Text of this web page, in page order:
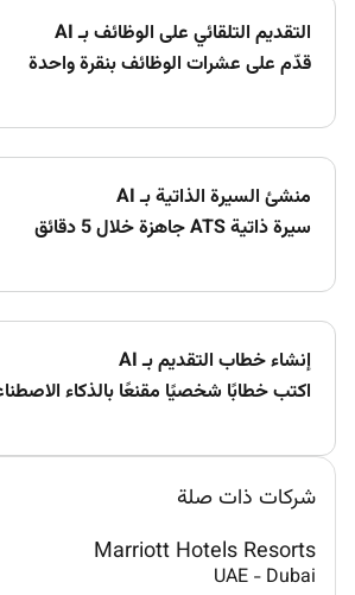
التقديم التلقائي على الوظائف بـ AI
قدّم على عشرات الوظائف بنقرة واحدة
منشئ السيرة الذاتية بـ AI
سيرة ذاتية ATS جاهزة خلال 5 دقائق
إنشاء خطاب التقديم بـ AI
اكتب خطابًا شخصيًا مقنعًا بالذكاء
شركات ذات صلة
Marriott Hotels Resorts
UAE - Dubai